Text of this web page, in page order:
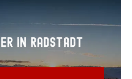
in Radstadt